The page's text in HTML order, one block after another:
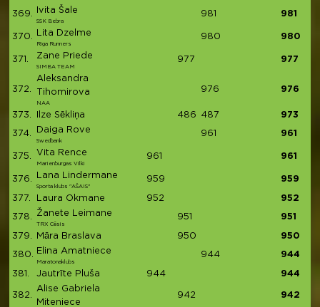
369. Ivita Šale
SSK Bebra
981 981
370. Lita Dzelme
Riga Runners
980 980
371. Zane Priede
SIMBA TEAM
977 977
372.
Aleksandra
Tihomirova
NAA
976 976
373. Ilze Sēkliņa 486 487 973
374. Daiga Rove
Swedbank
961 961
375. Vita Rence
Marienburgas Vilki
961 961
376. Lana Lindermane
Sporta klubs "AŠAIS"
959 959
377. Laura Okmane 952 952
378. Žanete Leimane
TRX Cēsis
951 951
379. Māra Braslava 950 950
380. Elina Amatniece
Maratonaklubs
944 944
381. Jautrīte Pluša 944 944
382.
Alise Gabriela
Miteniece
942 942